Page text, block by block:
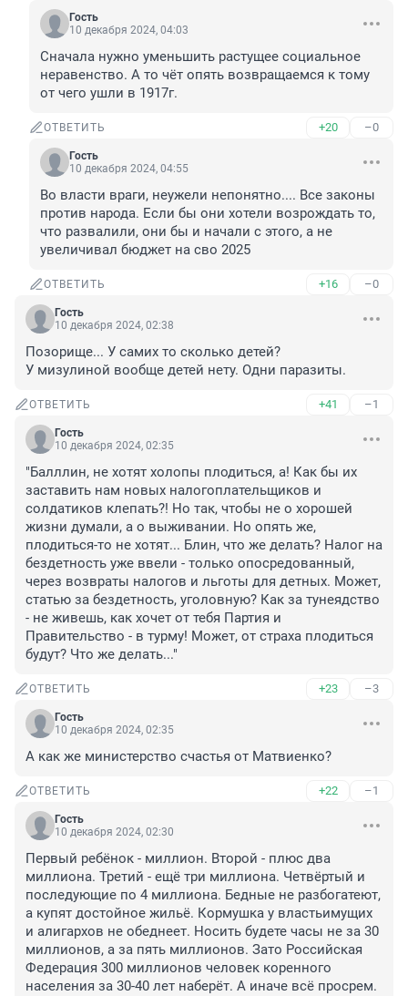
Гость
10 декабря 2024, 04:03
Сначала нужно уменьшить растущее социальное
неравенство. А то чёт опять возвращаемся к тому
от чего ушли в 1917г.
ОТВЕТИТЬ +20 –0
Гость
10 декабря 2024, 04:55
Во власти враги, неужели непонятно.... Все законы
против народа. Если бы они хотели возрождать то,
что развалили, они бы и начали с этого, а не
увеличивал бюджет на сво 2025
ОТВЕТИТЬ +16 –0
Гость
10 декабря 2024, 02:38
Позорище... У самих то сколько детей?
У мизулиной вообще детей нету. Одни паразиты.
ОТВЕТИТЬ +41 –1
Гость
10 декабря 2024, 02:35
"Балллин, не хотят холопы плодиться, а! Как бы их
заставить нам новых налогоплательщиков и
солдатиков клепать?! Но так, чтобы не о хорошей
жизни думали, а о выживании. Но опять же,
плодиться-то не хотят... Блин, что же делать? Налог на
бездетность уже ввели - только опосредованный,
через возвраты налогов и льготы для детных. Может,
статью за бездетность, уголовную? Как за тунеядство
- не живешь, как хочет от тебя Партия и
Правительство - в турму! Может, от страха плодиться
будут? Что же делать..."
ОТВЕТИТЬ +23 –3
Гость
10 декабря 2024, 02:35
А как же министерство счастья от Матвиенко?
ОТВЕТИТЬ +22 –1
Гость
10 декабря 2024, 02:30
Первый ребёнок - миллион. Второй - плюс два
миллиона. Третий - ещё три миллиона. Четвёртый и
последующие по 4 миллиона. Бедные не разбогатеют,
а купят достойное жильё. Кормушка у властьимущих
и алигархов не обеднеет. Носить будете часы не за 30
миллионов, а за пять миллионов. Зато Российская
Федерация 300 миллионов человек коренного
населения за 30-40 лет наберёт. А иначе всё просрем.